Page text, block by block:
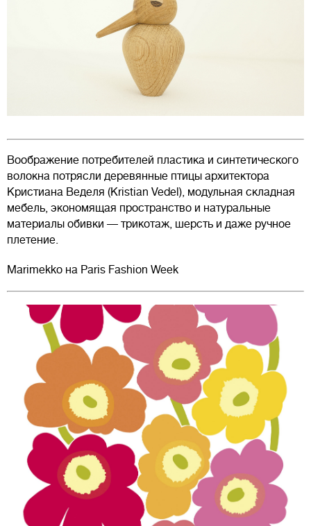
Воображение потребителей пластика и синтетического
волокна потрясли деревянные птицы архитектора
Кристиана Веделя (Kristian Vedel), модульная складная
мебель, экономящая пространство и натуральные
материалы обивки — трикотаж, шерсть и даже ручное
плетение.
Marimekko на Paris Fashion Week